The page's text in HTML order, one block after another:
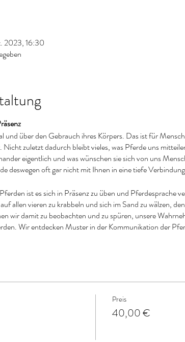
2023, 16:30
und über den Gebrauch ihres Körpers. Das ist für
zuletzt dadurch bleibt vieles, was Pferde uns
eigentlich und was wünschen sie sich von uns
deswegen oft gar nicht mit Ihnen in eine tiefe
ist es sich in Präsenz zu üben und Pferdesprache
allen vieren zu krabbeln und sich im Sand zu wälzen,
wir damit zu beobachten und zu spüren, unsere
Wir entdecken Muster in der Kommunikation der
Wissen im Alltag mit den eigenen und Kundenpferden
Vertrauen und Respekt im Zusammensein mit
Wissen praxisorientiert und fachkundig auch an
daher ist es Pferden nicht nur wichtig was wir sagen,
Elemente aus dem pferdegestützten
Preis
40,00 €